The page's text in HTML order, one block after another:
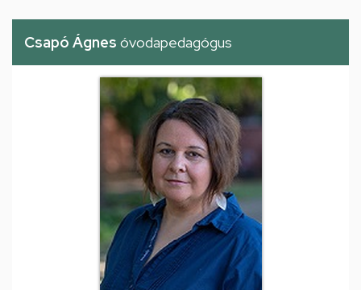
Csapó Ágnes óvodapedagógus